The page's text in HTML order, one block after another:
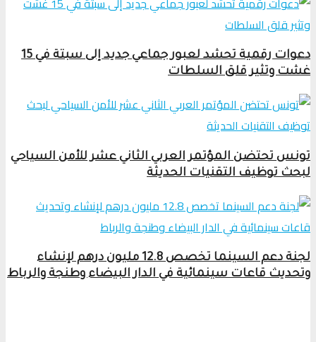
دعوات رقمية تحشد لعبور جماعي جديد إلى سبتة في 15
غشت وتثير قلق السلطات
تونس تحتضن المؤتمر العربي الثاني عشر للأمن السياحي
لبحث توظيف التقنيات الحديثة
لجنة دعم السينما تخصص 12.8 مليون درهم لإنشاء
وتحديث قاعات سينمائية في الدار البيضاء وطنجة والرباط